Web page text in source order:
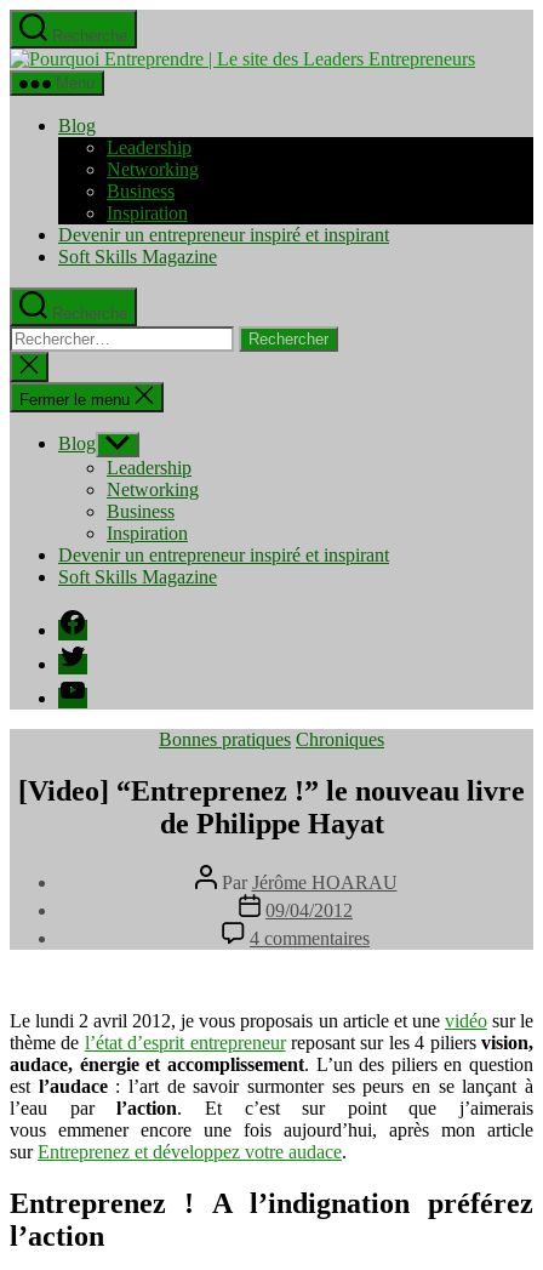
Aller
au
contenu
Recherche
Pourquoi
Menu
Blog
Leadership
Networking
Business
Inspiration
Devenir un entrepreneur inspiré et inspirant
Soft Skills Magazine
Recherche
Rechercher :
Fermer
la
recherche
Fermer le menu
Blog Afficher
le
sous-
menu
Leadership
Networking
Business
Inspiration
Devenir un entrepreneur inspiré et inspirant
Soft Skills Magazine
Facebook
Twitter
YouTube
Catégories
Bonnes pratiques Chroniques
[Video] “Entreprenez !” le nouveau livre
de Philippe Hayat
Auteur
de
l’article
Par Jérôme HOARAU
Date
de
l’article
09/04/2012
4 commentaires
[Video]
le
nouveau
livre
de
Philippe
Hayat
Le lundi 2 avril 2012, je vous proposais un article et une vidéosur le
thème de l’état d’esprit entrepreneurreposant sur les 4 piliersvision,
audace, énergie et accomplissement. L’un des piliers en question
est l’audace : l’art de savoir surmonter ses peurs en se lançant à
l’eau parl’action. Et c’est sur point que j’aimerais
vous emmener encore une fois aujourd’hui, après mon article
surEntreprenez et développez votre audace.
Entreprenez ! A l’indignation préférez
l’action